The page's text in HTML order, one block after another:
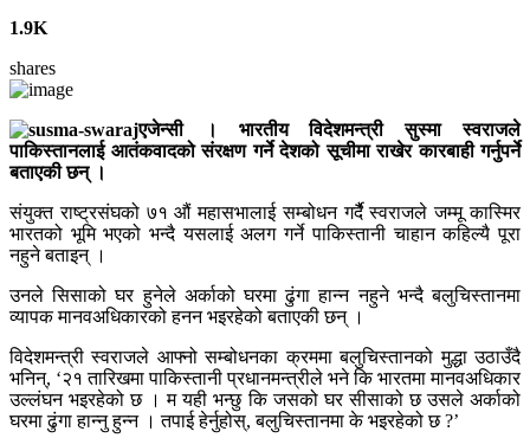
1.9K
shares
एजेन्सी । भारतीय विदेशमन्त्री सुस्मा स्वराजले
पाकिस्तानलाई आतंकवादको संरक्षण गर्ने देशको सूचीमा राखेर कारबाही गर्नुपर्ने
बताएकी छन् ।
संयुक्त राष्ट्रसंघको ७१ औं महासभालाई सम्बोधन गर्दैै स्वराजले जम्मू कास्मिर
भारतको भूमि भएको भन्दै यसलाई अलग गर्ने पाकिस्तानी चाहान कहिल्यै पूरा
नहुने बताइन् ।
उनले सिसाको घर हुनेले अर्काको घरमा ढुंगा हान्न नहुने भन्दै बलुचिस्तानमा
व्यापक मानवअधिकारको हनन भइरहेको बताएकी छन् ।
विदेशमन्त्री स्वराजले आफ्नो सम्बोधनका क्रममा बलुचिस्तानको मुद्धा उठाउँदै
भनिन्, ‘२१ तारिखमा पाकिस्तानी प्रधानमन्त्रीले भने कि भारतमा मानवअधिकार
उल्लंघन भइरहेको छ । म यही भन्छु कि जसको घर सीसाको छ उसले अर्काको
घरमा ढुंगा हान्नु हुन्न । तपाई हेर्नुहोस्, बलुचिस्तानमा के भइरहेको छ ?’